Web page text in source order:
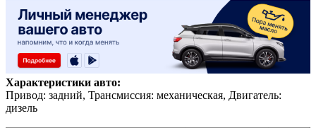
Характеристики авто:
Привод: задний, Трансмиссия: механическая, Двигатель:
дизель